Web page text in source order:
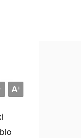
A+